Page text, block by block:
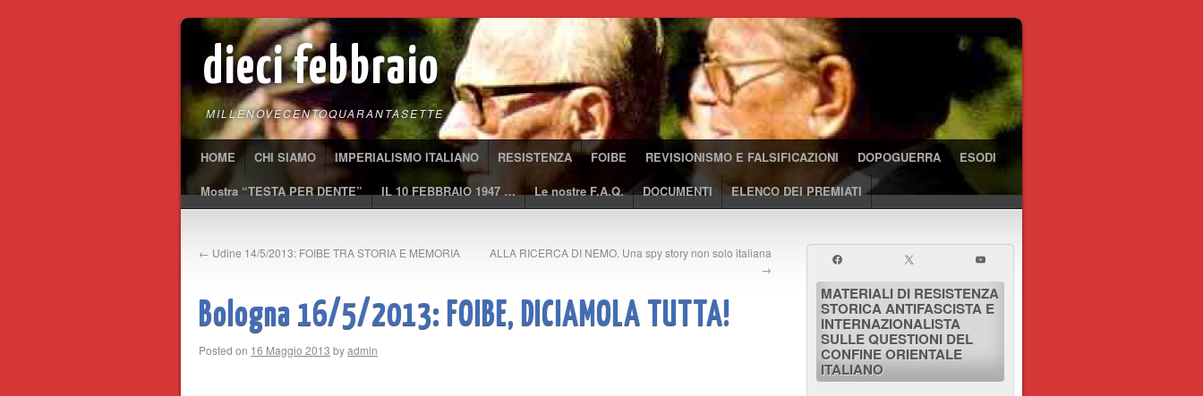
dieci febbraio
MILLENOVECENTOQUARANTASETTE
HOME CHI SIAMO IMPERIALISMO ITALIANO RESISTENZA FOIBE REVISIONISMO E FALSIFICAZIONI DOPOGUERRA
ESODI
Mostra “TESTA PER DENTE”
IL 10 FEBBRAIO 1947 … Le nostre F.A.Q. DOCUMENTI ELENCO DEI PREMIATI
← Udine 14/5/2013: FOIBE TRA STORIA E MEMORIA
ALLA RICERCA DI NEMO. Una spy story non solo italiana
→
Bologna 16/5/2013: FOIBE, DICIAMOLA TUTTA!
Posted on 16 Maggio 2013 byadmin
MATERIALI DI RESISTENZA
STORICA ANTIFASCISTA E
INTERNAZIONALISTA
SULLE QUESTIONI DEL
CONFINE ORIENTALE
ITALIANO